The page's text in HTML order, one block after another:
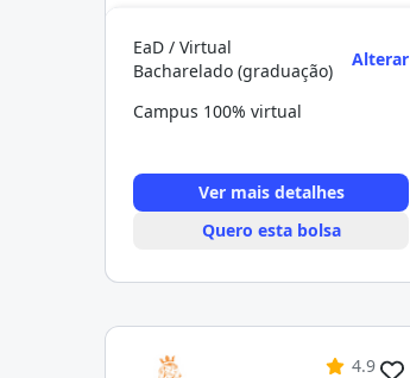
EaD / Virtual
Bacharelado (graduação)
Alterar
Campus 100% virtual
Ver mais detalhes
Quero esta bolsa
4.9